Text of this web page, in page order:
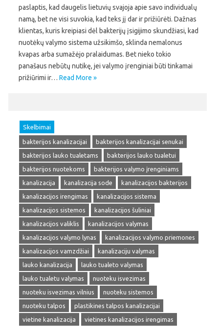
paslaptis, kad daugelis lietuvių svajoja apie savo individualų
namą, bet ne visi suvokia, kad teks jį dar ir prižiūrėti. Dažnas
klientas, kuris kreipiasi dėl bakterijų įsigijimo skundžiasi, kad
nuotėkų valymo sistema užsikimšo, sklinda nemalonus
kvapas arba sumažėjo pralaidumas. Bet nieko tokio
panašaus nebūtų nutikę, jei valymo įrenginiai būti tinkamai
prižiūrimi ir… Read More »
Skelbimai
bakterijos kanalizacijai
bakterijos kanalizacijai senukai
bakterijos lauko tualetams
bakterijos lauko tualetui
bakterijos nuotekoms
bakterijos valymo įrenginiams
kanalizacija
kanalizacija sode
kanalizacijos bakterijos
kanalizacijos irengimas
kanalizacijos sistema
kanalizacijos sistemos
kanalizacijos šuliniai
kanalizacijos valiklis
kanalizacijos valymas
kanalizacijos valymo lynas
kanalizacijos valymo priemones
kanalizacijos vamzdžiai
kanalizaciju valymas
lauko kanalizacija
lauko tualeto valymas
lauko tualetu valymas
nuoteku isvezimas
nuoteku isvezimas vilnius
nuoteku sistemos
nuoteku talpos
plastikines talpos kanalizacijai
vietine kanalizacija
vietines kanalizacijos irengimas